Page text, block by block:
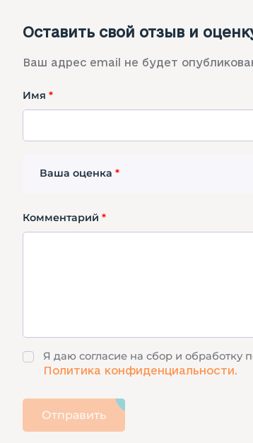
Оставить свой отзыв и
Ваш адрес email не будет
Имя *
Ваша оценка *
Комментарий *
Я даю согласие на сбор и обработку
Политика конфиденциальности.
Отправить